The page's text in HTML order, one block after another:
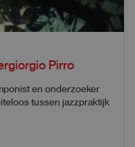
Pirro
en onderzoeker
tussen jazzpraktijk